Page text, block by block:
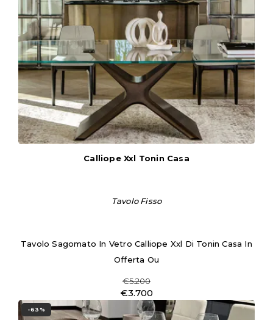
Calliope Xxl Tonin Casa
Tavolo Fisso
Tavolo Sagomato In Vetro Calliope Xxl Di Tonin Casa In
Offerta Ou
€5.200
€3.700
-63%